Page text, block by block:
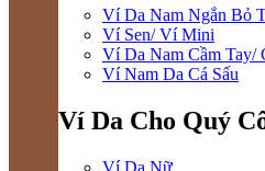
Ví Da Nam Ngắn Bỏ
Ví Sen/ Ví Mini
Ví Da Nam Cầm Tay/
Ví Nam Da Cá Sấu
Ví Da Cho Quý
Ví Da Nữ